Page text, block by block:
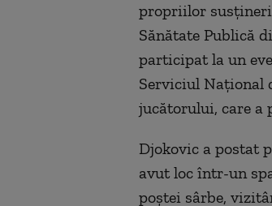
propriilor
Sănătate Publică
participat la un
Serviciul Național
jucătorului, care a
Djokovic a postat
avut loc într-un
poștei sârbe,